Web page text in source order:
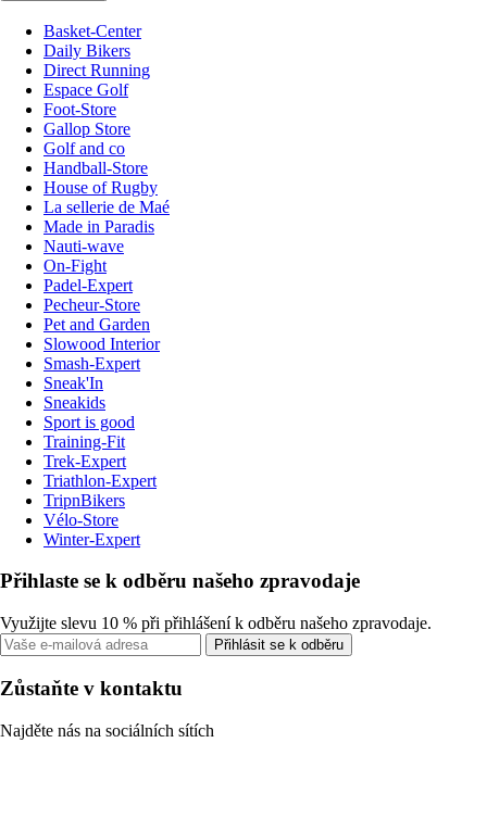
Basket-Center
Daily Bikers
Direct Running
Espace Golf
Foot-Store
Gallop Store
Golf and co
Handball-Store
House of Rugby
La sellerie de Maé
Made in Paradis
Nauti-wave
On-Fight
Padel-Expert
Pecheur-Store
Pet and Garden
Slowood Interior
Smash-Expert
Sneak'In
Sneakids
Sport is good
Training-Fit
Trek-Expert
Triathlon-Expert
TripnBikers
Vélo-Store
Winter-Expert
Přihlaste se k odběru našeho zpravodaje
Využijte slevu 10 % při přihlášení k odběru našeho zpravodaje.
Přihlásit se k odběru
Zůstaňte v kontaktu
Najděte nás na sociálních sítích